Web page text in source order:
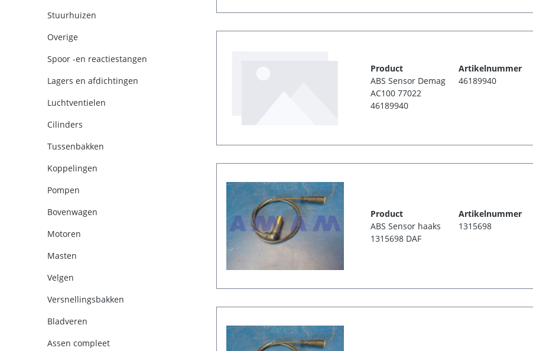
Stuurhuizen
Overige
Spoor -en reactiestangen
Lagers en afdichtingen
Luchtventielen
Cilinders
Tussenbakken
Koppelingen
Pompen
Bovenwagen
Motoren
Masten
Velgen
Versnellingsbakken
Bladveren
Assen compleet
Product
ABS Sensor Demag
AC100 77022
46189940
Artikelnummer
46189940
Product
ABS Sensor haaks
1315698 DAF
Artikelnummer
1315698